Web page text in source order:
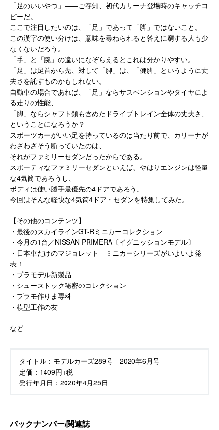
「足のいいやつ」――ご存知、初代カリーナ登場時のキャッチコ
ピーだ。
ここで注目したいのは、「足」であって「脚」ではないこと。
この漢字の使い分けは、意味を尋ねられると答えに窮する人も少
なくないだろう。
「手」と「腕」の違いになぞらえるとこれは分かりやすい。
「足」は足首から先、対して「脚」は、「健脚」というように丈
夫さを託すものかもしれない。
自動車の場合であれば、「足」ならサスペンションやタイヤによ
る走りの性能、
「脚」ならシャフト類も含めたドライブトレイン全体の丈夫さ、
ということになろうか？
スポーツカーがいい足を持っているのは当たり前で、カリーナが
わざわざそう断っていたのは、
それがファミリーセダンだったからである。
スポーティなファミリーセダンといえば、やはりエンジンは軽量
な4気筒であろうし、
ボディは使い勝手最優先の4ドアであろう。
今回はそんな軽快な4気筒4ドア・セダンを特集してみた。
【その他のコンテンツ】
・最後のスカイラインGT-Rミニカーコレクション
・今月の1台／NISSAN PRIMERA〔イグニッションモデル〕
・日本車だけのマジョレット ミニカーシリーズがいよいよ発
表！
・プラモデル新製品
・シューストック秘密のコレクション
・プラモ作りま専科
・模型工作の友
など
タイトル： モデルカーズ289号 2020年6月号
定価： 1409円+税
発行年月日： 2020年4月25日
バックナンバー/関連誌